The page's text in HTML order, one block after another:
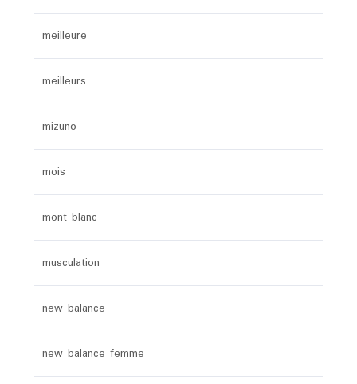
meilleure
meilleurs
mizuno
mois
mont blanc
musculation
new balance
new balance femme